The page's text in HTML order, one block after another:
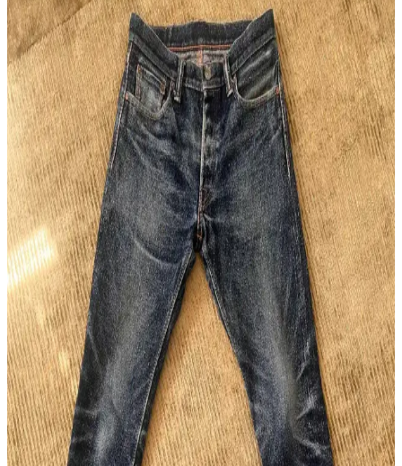
Unbranded UB701, geniş paça raw selvedge denim pantolon olarak
sert kumaşı zamanla yumuşar. Kesim özellikleri, manşet detayları ve
bakım önerileriyle uzun ömürlü kullanım sağlar.
Naked & Famous Red Elephant Denim: 14 Ay
Kullanımda Renk Solması ve Kumaş Özellikleri
Naked & Famous Red Elephant denim, 14 ay düzenli kullanımda
kırmızı ve mor tonlarda özgün renk solması sunar. 21 ons ağırlığında
olup yumuşak ve konforludur, sınırlı üretimdir.
Japon Raw Denim Koleksiyonları: Warehouse,
Samurai, Iron Heart ve Resolute Modellerinin
Detaylı İncelemesi
Japon raw denim markalarının farklı kumaş ağırlıkları, kesimleri ve
dayanıklılık özellikleri detaylı inceleniyor. Doğru fit ve kumaş
seçimi denim deneyimini belirliyor.
Omoto 0611 15.5oz Slub Relax Fit Button Fly:
Japon Selvedge Deniminde Yeni Bir Alternatif
Omoto'nun 0611 modeli, 15.5oz slub kumaşı ve rahat kesimiyle
Japon selvedge deniminde özgün bir seçenek sunuyor. Kaliteli
pamuk karışımı ve detaylara verilen önemle konfor ve dayanıklılık
sağlanıyor.